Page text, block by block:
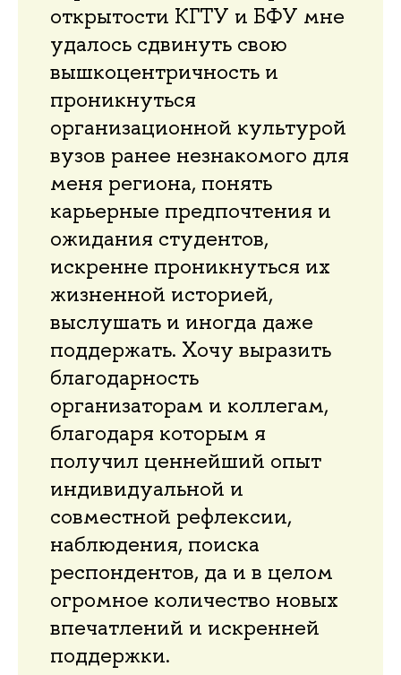
открытости КГТУ и БФУ мне
удалось сдвинуть свою
вышкоцентричность и
проникнуться
организационной культурой
вузов ранее незнакомого для
меня региона, понять
карьерные предпочтения и
ожидания студентов,
искренне проникнуться их
жизненной историей,
выслушать и иногда даже
поддержать. Хочу выразить
благодарность
организаторам и коллегам,
благодаря которым я
получил ценнейший опыт
индивидуальной и
совместной рефлексии,
наблюдения, поиска
респондентов, да и в целом
огромное количество новых
впечатлений и искренней
поддержки.